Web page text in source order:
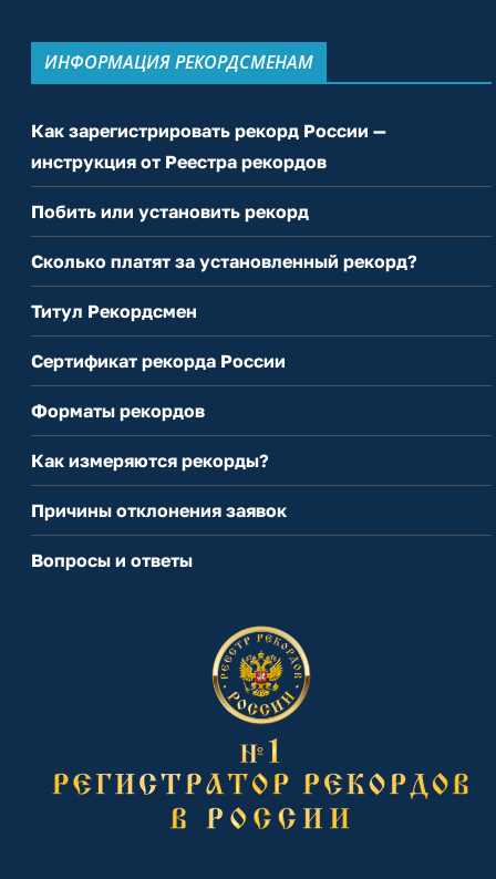
ИНФОРМАЦИЯ РЕКОРДСМЕНАМ
Как зарегистрировать рекорд России —
инструкция от Реестра рекордов
Побить или установить рекорд
Сколько платят за установленный рекорд?
Титул Рекордсмен
Сертификат рекорда России
Форматы рекордов
Как измеряются рекорды?
Причины отклонения заявок
Вопросы и ответы